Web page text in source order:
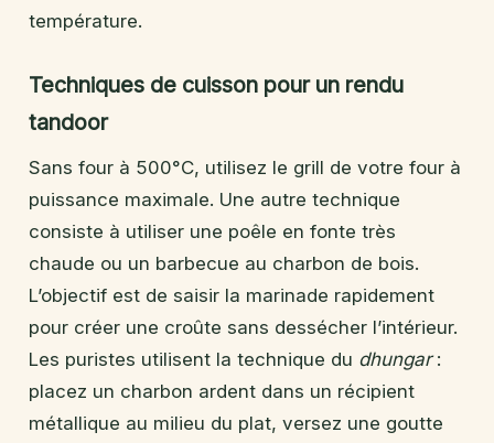
température.
Techniques de cuisson pour un rendu
tandoor
Sans four à 500°C, utilisez le grill de votre four à
puissance maximale. Une autre technique
consiste à utiliser une poêle en fonte très
chaude ou un barbecue au charbon de bois.
L’objectif est de saisir la marinade rapidement
pour créer une croûte sans dessécher l’intérieur.
Les puristes utilisent la technique du dhungar:
placez un charbon ardent dans un récipient
métallique au milieu du plat, versez une goutte